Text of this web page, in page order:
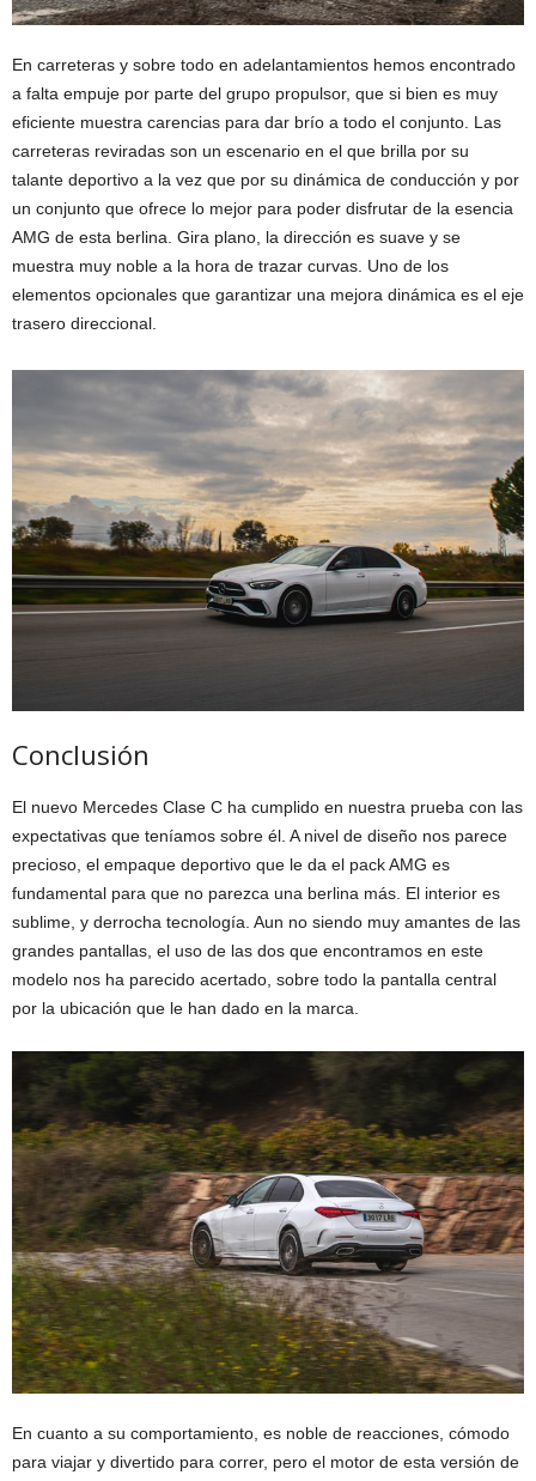
En carreteras y sobre todo en adelantamientos hemos encontrado
a falta empuje por parte del grupo propulsor, que si bien es muy
eficiente muestra carencias para dar brío a todo el conjunto. Las
carreteras reviradas son un escenario en el que brilla por su
talante deportivo a la vez que por su dinámica de conducción y por
un conjunto que ofrece lo mejor para poder disfrutar de la esencia
AMG de esta berlina. Gira plano, la dirección es suave y se
muestra muy noble a la hora de trazar curvas. Uno de los
elementos opcionales que garantizar una mejora dinámica es el eje
trasero direccional.
Conclusión
El nuevo Mercedes Clase C ha cumplido en nuestra prueba con las
expectativas que teníamos sobre él. A nivel de diseño nos parece
precioso, el empaque deportivo que le da el pack AMG es
fundamental para que no parezca una berlina más. El interior es
sublime, y derrocha tecnología. Aun no siendo muy amantes de las
grandes pantallas, el uso de las dos que encontramos en este
modelo nos ha parecido acertado, sobre todo la pantalla central
por la ubicación que le han dado en la marca.
En cuanto a su comportamiento, es noble de reacciones, cómodo
para viajar y divertido para correr, pero el motor de esta versión de